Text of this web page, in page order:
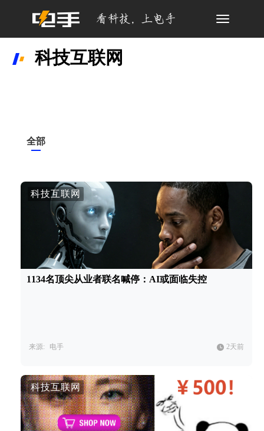
Toggle
科技互联网
全部
科技互联网
1134名顶尖从业者联名喊停：AI或面临失控
来源: 电手 2天前
科技互联网